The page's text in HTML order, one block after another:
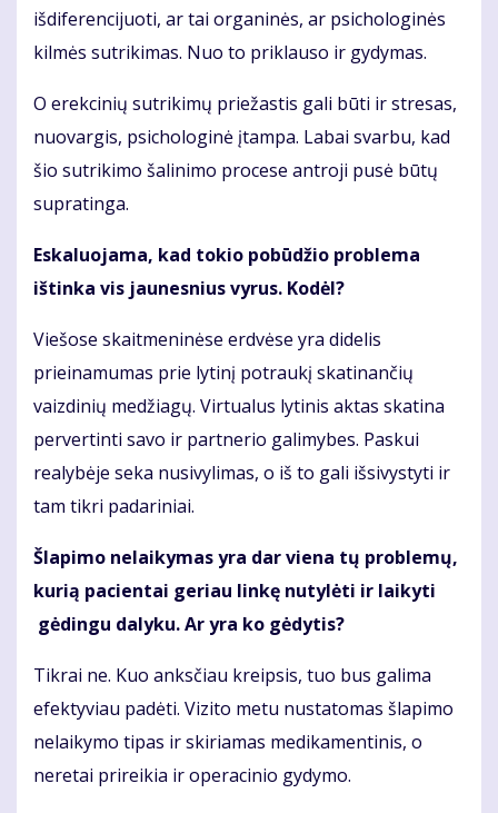
išdiferencijuoti, ar tai organinės, ar psichologinės
kilmės sutrikimas. Nuo to priklauso ir gydymas.
O erekcinių sutrikimų priežastis gali būti ir stresas,
nuovargis, psichologinė įtampa. Labai svarbu, kad
šio sutrikimo šalinimo procese antroji pusė būtų
supratinga.
Eskaluojama, kad tokio pobūdžio problema
ištinka vis jaunesnius vyrus. Kodėl?
Viešose skaitmeninėse erdvėse yra didelis
prieinamumas prie lytinį potraukį skatinančių
vaizdinių medžiagų. Virtualus lytinis aktas skatina
pervertinti savo ir partnerio galimybes. Paskui
realybėje seka nusivylimas, o iš to gali išsivystyti ir
tam tikri padariniai.
Šlapimo nelaikymas yra dar viena tų problemų,
kurią pacientai geriau linkę nutylėti ir laikyti
gėdingu dalyku. Ar yra ko gėdytis?
Tikrai ne. Kuo anksčiau kreipsis, tuo bus galima
efektyviau padėti. Vizito metu nustatomas šlapimo
nelaikymo tipas ir skiriamas medikamentinis, o
neretai prireikia ir operacinio gydymo.